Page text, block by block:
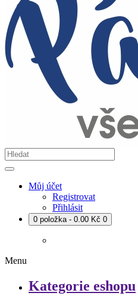
Můj účet
Registrovat
Přihlásit
0 položka - 0.00 Kč 0
Menu
Kategorie eshopu